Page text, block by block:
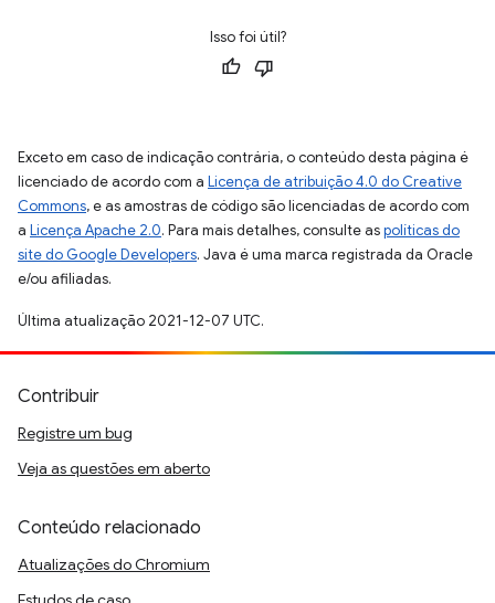
Isso foi útil?
Exceto em caso de indicação contrária, o conteúdo desta página é
licenciado de acordo com a Licença de atribuição 4.0 do Creative
Commons, e as amostras de código são licenciadas de acordo com
a Licença Apache 2.0. Para mais detalhes, consulte aspolíticas do
site do Google Developers. Java é uma marca registrada da Oracle
e/ou afiliadas.
Última atualização 2021-12-07 UTC.
Contribuir
Registre um bug
Veja as questões em aberto
Conteúdo relacionado
Atualizações do Chromium